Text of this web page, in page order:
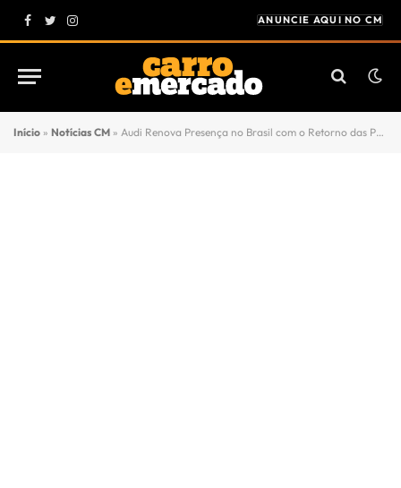
Facebook
Twitter
Instagram
ANUNCIE AQUI NO CM
Início » Notícias CM » Audi Renova Presença no Brasil com o Retorno das Peruas A5 Avant e A6 Avant E-tron